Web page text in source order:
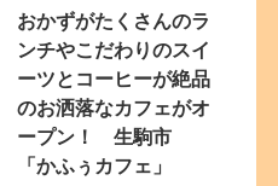
おかずがたくさんのラ
ンチやこだわりのスイ
ーツとコーヒーが絶品
のお洒落なカフェがオ
ープン！ 生駒市
「かふぅカフェ」